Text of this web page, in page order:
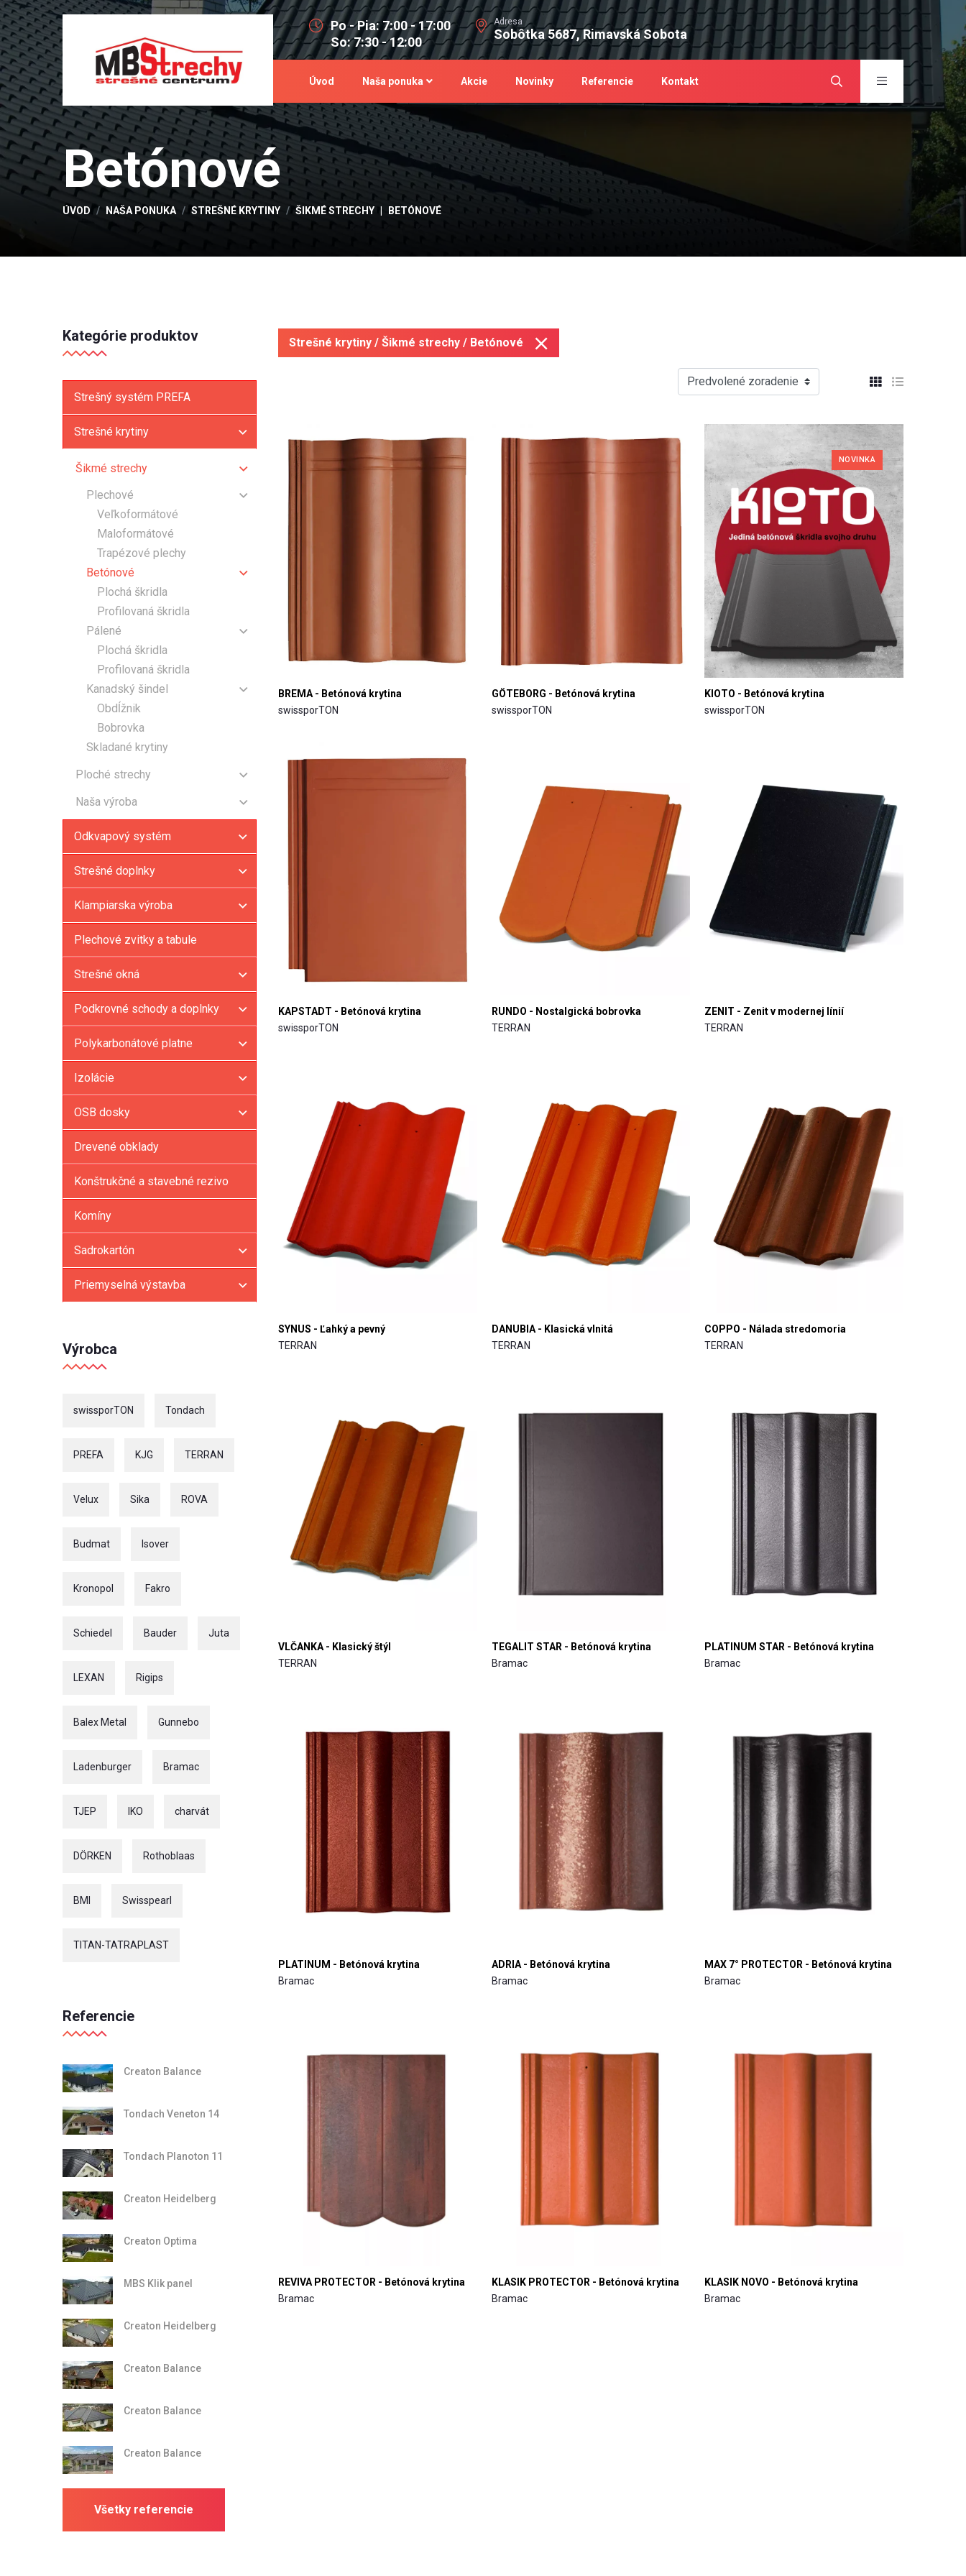
Po - Pia: 7:00 - 17:00
So: 7:30 - 12:00
Adresa
Sobôtka 5687, Rimavská Sobota
Úvod Naša ponuka Akcie Novinky Referencie Kontakt
Betónové
ÚVOD NAŠA PONUKA STREŠNÉ KRYTINY ŠIKMÉ STRECHY BETÓNOVÉ
Kategórie produktov
Strešný systém PREFA
Strešné krytiny
Šikmé strechy
Plechové
Veľkoformátové
Maloformátové
Trapézové plechy
Betónové
Plochá škridla
Profilovaná škridla
Pálené
Plochá škridla
Profilovaná škridla
Kanadský šindel
Obdĺžnik
Bobrovka
Skladané krytiny
Ploché strechy
PVC fólie
Asfaltové pásy
Geotextília
Naša výroba
Klik panel
Falcovaná krytina
Odkvapový systém
Strešné doplnky
Klampiarska výroba
Plechové zvitky a tabule
Strešné okná
Podkrovné schody a doplnky
Polykarbonátové platne
Izolácie
OSB dosky
Drevené obklady
Konštrukčné a stavebné rezivo
Komíny
Sadrokartón
Priemyselná výstavba
Výrobca
swissporTON Tondach
PREFA KJG TERRAN
Velux Sika ROVA
Budmat Isover
Kronopol Fakro
Schiedel Bauder Juta
LEXAN Rigips
Balex Metal Gunnebo
Ladenburger Bramac
TJEP IKO charvát
DÖRKEN Rothoblaas
BMI Swisspearl
TITAN-TATRAPLAST
Referencie
Creaton Balance
Tondach Veneton 14
Tondach Planoton 11
Creaton Heidelberg
Creaton Optima
MBS Klik panel
Creaton Heidelberg
Creaton Balance
Creaton Balance
Creaton Balance
Všetky referencie
Strešné krytiny / Šikmé strechy / Betónové
Predvolené zoradenie
BREMA - Betónová krytina
swissporTON
GÖTEBORG - Betónová krytina
swissporTON
NOVINKA
KIOTO - Betónová krytina
swissporTON
KAPSTADT - Betónová krytina
swissporTON
RUNDO - Nostalgická bobrovka
TERRAN
ZENIT - Zenit v modernej línií
TERRAN
SYNUS - Ľahký a pevný
TERRAN
DANUBIA - Klasická vlnitá
TERRAN
COPPO - Nálada stredomoria
TERRAN
VLČANKA - Klasický štýl
TERRAN
TEGALIT STAR - Betónová krytina
Bramac
PLATINUM STAR - Betónová krytina
Bramac
PLATINUM - Betónová krytina
Bramac
ADRIA - Betónová krytina
Bramac
MAX 7° PROTECTOR - Betónová krytina
Bramac
REVIVA PROTECTOR - Betónová krytina
Bramac
KLASIK PROTECTOR - Betónová krytina
Bramac
KLASIK NOVO - Betónová krytina
Bramac